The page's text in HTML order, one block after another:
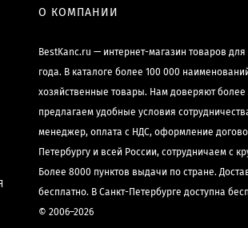
О КОМПАНИИ
BestKanc.ru — интернет-магазин товаров
года. В каталоге более 100 000
хозяйственные товары. Нам доверяют
предлагаем удобные условия
менеджер, оплата с НДС, оформление
Петербургу и всей России, сотрудничаем с
Более 8000 пунктов выдачи по стране.
бесплатно. В Санкт-Петербурге доступна
© 2006–2026